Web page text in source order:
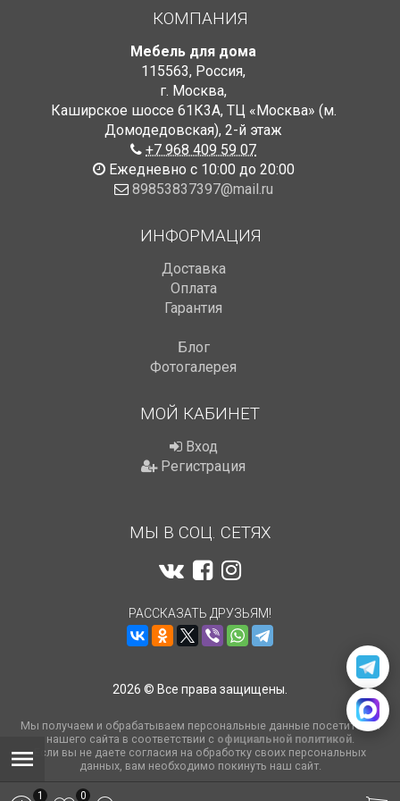
КОМПАНИЯ
Мебель для дома
115563, Россия,
г. Москва,
Каширское шоссе 61К3А, ТЦ «Москва» (м.
Домодедовская), 2-й этаж
+7 968 409 59 07
Ежедневно с 10:00 до 20:00
89853837397@mail.ru
ИНФОРМАЦИЯ
Доставка
Оплата
Гарантия
Блог
Фотогалерея
МОЙ КАБИНЕТ
Вход
Регистрация
МЫ В СОЦ. СЕТЯХ
РАССКАЗАТЬ ДРУЗЬЯМ!
2026 © Все права защищены.
Мы получаем и обрабатываем персональные данные посетителей
нашего сайта в соответствии с официальной политикой.
Если вы не даете согласия на обработку своих персональных
данных, вам необходимо покинуть наш сайт.
1 0